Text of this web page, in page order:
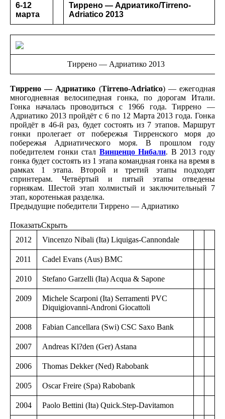
6-12
марта
Тиррено — Адриатико/Tirreno-
Adriatico 2013
Тиррено — Адриатико 2013
Тиррено — Адриатико (Tirreno-Adriatico) — ежегодная
многодневная велосипедная гонка, по дорогам Итали.
Гонка началась проводиться с 1966 года. Тиррено —
Адриатико 2013 пройдёт с 6 по 12 Марта 2013 года. Гонка
пройдёт в 46-й раз, будет состоять из 7 этапов. Маршрут
гонки пролегает от побережья Тирренского моря до
побережья Адриатического моря. В прошлом году
победителем гонки стал Винценцо Нибали. В 2013 году
гонка будет состоять из 1 этапа командная гонка на время в
рамках 1 этапа. Второй и третий этапы подходят
спринтерам. Четвёртый и пятый этапы отведены
горнякам. Шестой этап холмистый и заключительный 7
этап, коротенькая разделка.
Предыдущие победители Тиррено — Адриатико
ПоказатьСкрыть
2012
Vincenzo Nibali (Ita) Liquigas-Cannondale
2011 Cadel Evans (Aus) BMC
2010 Stefano Garzelli (Ita) Acqua & Sapone
2009
Michele Scarponi (Ita) Serramenti PVC
Diquigiovanni-Androni Giocattoli
2008 Fabian Cancellara (Swi) CSC Saxo Bank
2007 Andreas Kl?den (Ger) Astana
2006 Thomas Dekker (Ned) Rabobank
2005 Oscar Freire (Spa) Rabobank
2004 Paolo Bettini (Ita) Quick.Step-Davitamon